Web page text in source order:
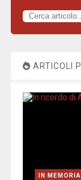
ARTICOLI
IN